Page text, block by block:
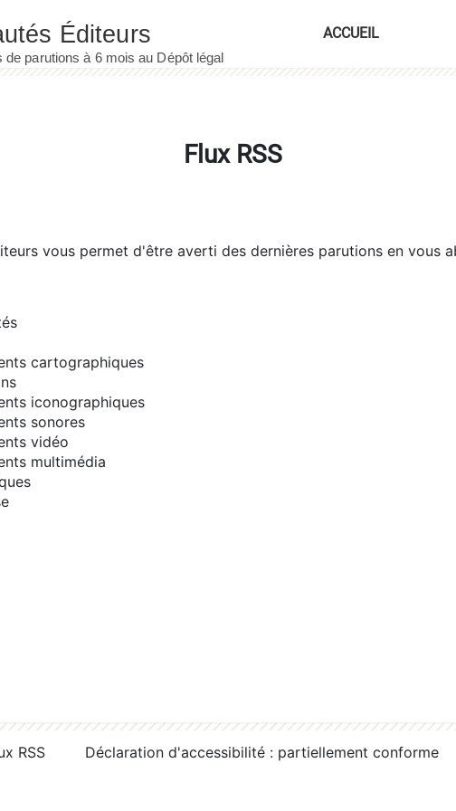
ACCUEIL
Flux RSS
vous permet d'être averti des dernières parutions en vous
cartographiques
iconographiques
sonores
vidéo
multimédia
RSS Déclaration d'accessibilité : partiellement conforme